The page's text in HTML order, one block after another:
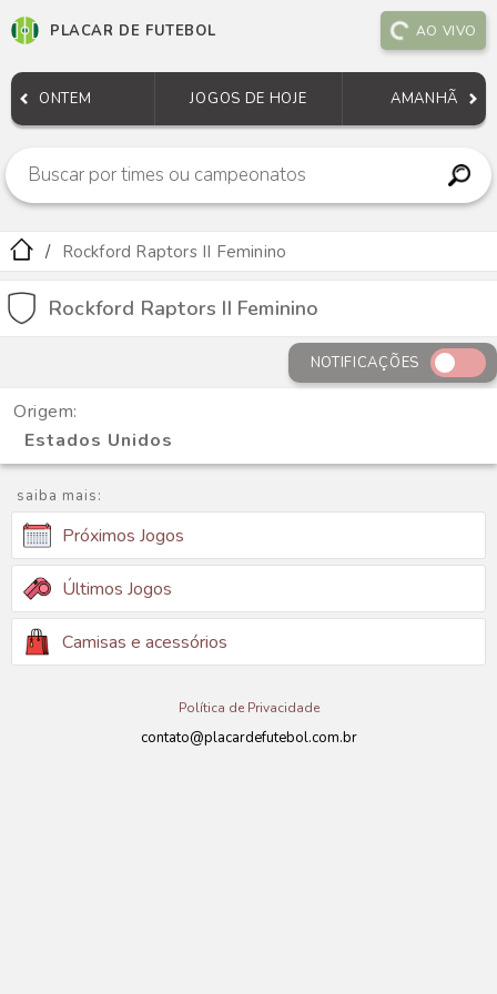
PLACAR DE FUTEBOL AO VIVO
ONTEM JOGOS DE HOJE AMANHÃ
Rockford Raptors II Feminino
Rockford Raptors II Feminino
NOTIFICAÇÕES
Origem:
Estados Unidos
saiba mais:
Próximos Jogos
Últimos Jogos
Camisas e acessórios
Política de Privacidade
contato@placardefutebol.com.br